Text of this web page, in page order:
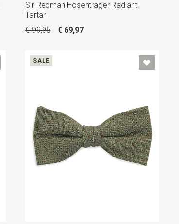
Sir Redman Hosenträger Radiant
Tartan
€ 99,95
€ 69,97
SALE